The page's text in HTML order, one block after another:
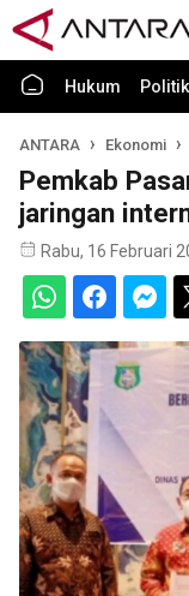
Hukum Politik
ANTARA Ekonomi
Pemkab
jaringan
Rabu, 16 Februari